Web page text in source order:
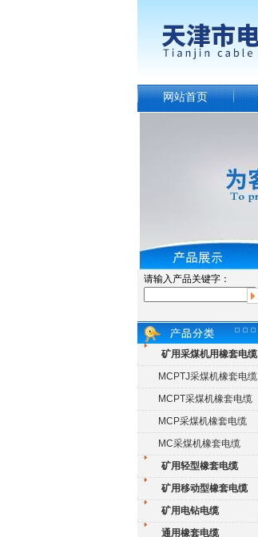
网站首页
请输入产品关键字：
矿用采煤机用橡套电缆
MCPTJ采煤机橡套电缆
MCPT采煤机橡套电缆
MCP采煤机橡套电缆
MC采煤机橡套电缆
矿用轻型橡套电缆
矿用移动型橡套电缆
矿用电钻电缆
通用橡套电缆